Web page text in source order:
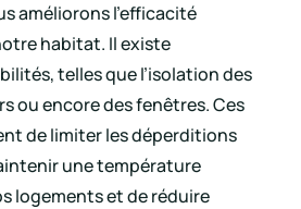
améliorons l’efficacité
habitat. Il existe
telles que l’isolation des
ou encore des fenêtres. Ces
de limiter les déperditions
une température
logements et de réduire